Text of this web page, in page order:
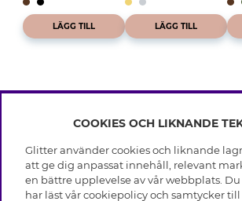
LÄGG TILL LÄGG TILL
INFO
Leverans
Villkor
Integritetspolicy
OM GLITTER
Black Friday
COOKIES OCH LIKNANDE
Glitter använder cookies och liknande
att ge dig anpassat innehåll, relevant
en bättre upplevelse av vår webbplats.
har läst vår cookiepolicy och samtycker